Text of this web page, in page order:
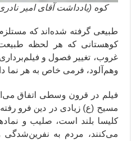
کوه (یادداشت آقای امیر
طبیعی گرفته شده‌اند که
کوهستانی که هر لحظه
غروب، تغییر فصول و
وهم‌آلود، فرمی خاص به هر نما
فیلم در قرون وسطی اتفاق
مسیح (ع) زیادی در دین فرو
کلیسا بلند است، صلیب و
می‌کنند، مردم به